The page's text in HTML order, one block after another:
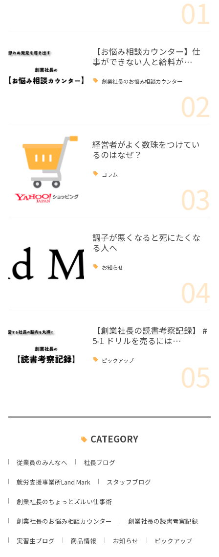
01
【お悩み相談カウンター】仕
事ができない人と給料が…
創業社長のお悩み相談カウンター
02
経営者がよく数珠をつけてい
るのはなぜ？
コラム
03
調子が悪くなると死にたくな
る人へ
お知らせ
04
【創業社長の読書考察記録】 #
5-1 ドリルを売るには…
ピックアップ 05
CATEGORY
従業員のみんなへ 社長ブログ
就労支援事業所Land Mark スタッフブログ
創業社長のちょっとズルい仕事術
創業社長のお悩み相談カウンター 創業社長の読書考察記録
実習生ブログ 商品情報 お知らせ ピックアップ